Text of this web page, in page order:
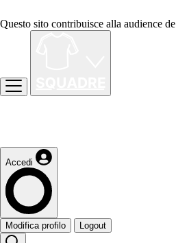
Questo sito contribuisce alla audience de
Accedi
Modifica profilo Logout